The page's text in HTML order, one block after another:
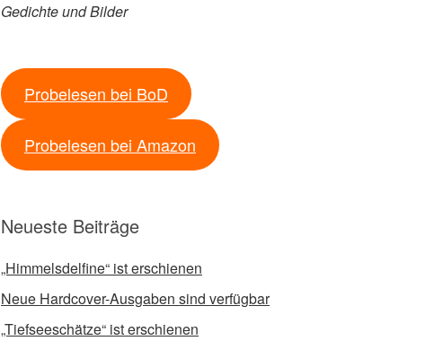
Gedichte und Bilder
Probelesen bei BoD
Probelesen bei Amazon
Neueste Beiträge
„Himmelsdelfine“ ist erschienen
Neue Hardcover-Ausgaben sind verfügbar
„Tiefseeschätze“ ist erschienen